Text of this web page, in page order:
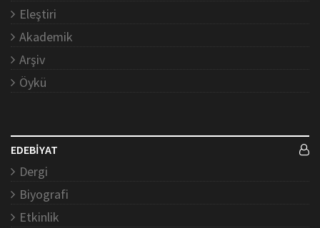
Eleştiri
Akademik
Arşiv
Öykü
EDEBİYAT
Dergi
Biyografi
Etkinlik